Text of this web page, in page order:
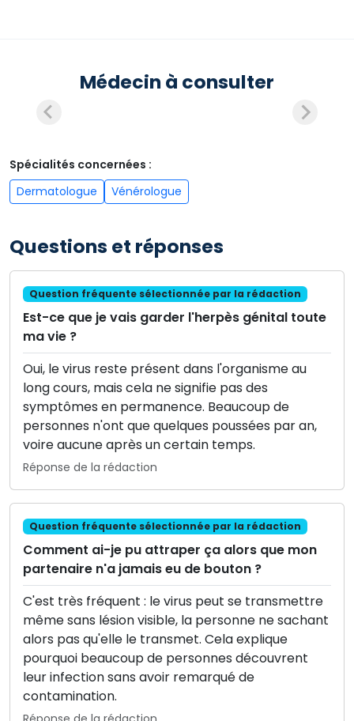
Médecin à consulter
Spécialités concernées :
Dermatologue
Vénérologue
Questions et réponses
Question fréquente sélectionnée par la rédaction
Est-ce que je vais garder l'herpès génital toute
ma vie ?
Oui, le virus reste présent dans l'organisme au
long cours, mais cela ne signifie pas des
symptômes en permanence. Beaucoup de
personnes n'ont que quelques poussées par an,
voire aucune après un certain temps.
Réponse de la rédaction
Question fréquente sélectionnée par la rédaction
Comment ai-je pu attraper ça alors que mon
partenaire n'a jamais eu de bouton ?
C'est très fréquent : le virus peut se transmettre
même sans lésion visible, la personne ne sachant
alors pas qu'elle le transmet. Cela explique
pourquoi beaucoup de personnes découvrent
leur infection sans avoir remarqué de
contamination.